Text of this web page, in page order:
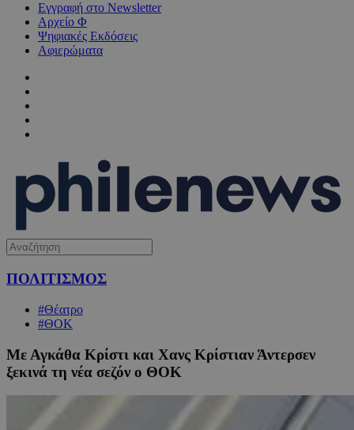
Εγγραφή στο Newsletter
Αρχείο Φ
Ψηφιακές Εκδόσεις
Αφιερώματα
ΠΟΛΙΤΙΣΜΟΣ
#Θέατρο
#ΘΟΚ
Με Αγκάθα Κρίστι και Χανς Κρίστιαν Άντερσεν
ξεκινά τη νέα σεζόν ο ΘΟΚ